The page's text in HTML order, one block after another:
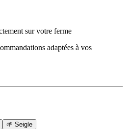
sur votre ferme
adaptées à vos
🌱 Seigle